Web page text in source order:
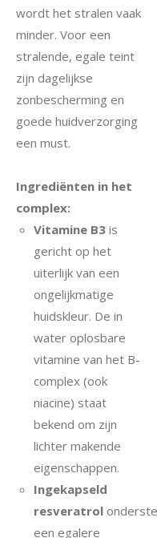
wordt het stralen vaak
minder. Voor een
stralende, egale teint
zijn dagelijkse
zonbescherming en
goede huidverzorging
een must.
Ingrediënten in het
complex:
Vitamine B3 is
gericht op het
uiterlijk van een
ongelijkmatige
huidskleur. De in
water oplosbare
vitamine van het B-
complex (ook
niacine) staat
bekend om zijn
lichter makende
eigenschappen.
Ingekapseld
resveratrol
een egalere